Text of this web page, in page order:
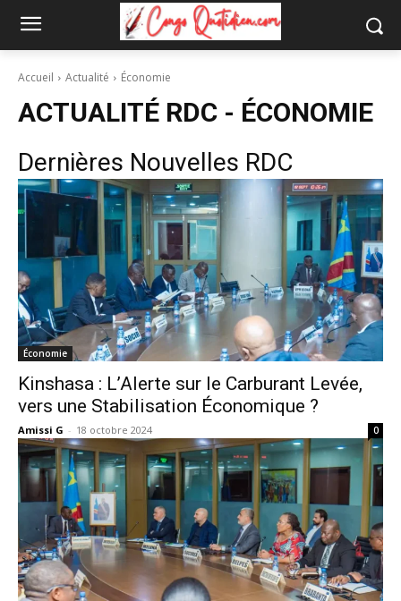
Accueil Actualité Économie
ACTUALITÉ RDC - ÉCONOMIE
Dernières Nouvelles RDC
Économie
Kinshasa : L’Alerte sur le Carburant Levée,
vers une Stabilisation Économique ?
Amissi G - 18 octobre 2024 0